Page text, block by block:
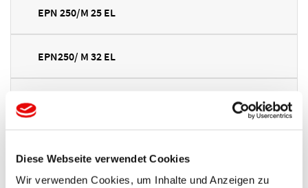
Diese Webseite verwendet Cookies
Wir verwenden Cookies, um Inhalte und Anzeigen zu
EPN 250/M 25 EL
EPN250/ M 32 EL
Zmniejszony zakres zacisku standardowy gwint.